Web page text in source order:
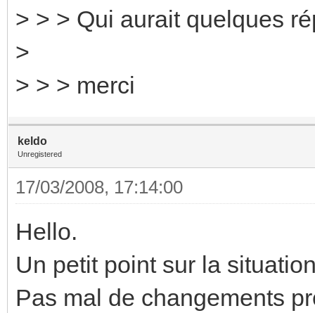
> > > Qui aurait quelques
>
> > > merci
keldo
Unregistered
17/03/2008, 17:14:00
Hello.
Un petit point sur la
Pas mal de changements